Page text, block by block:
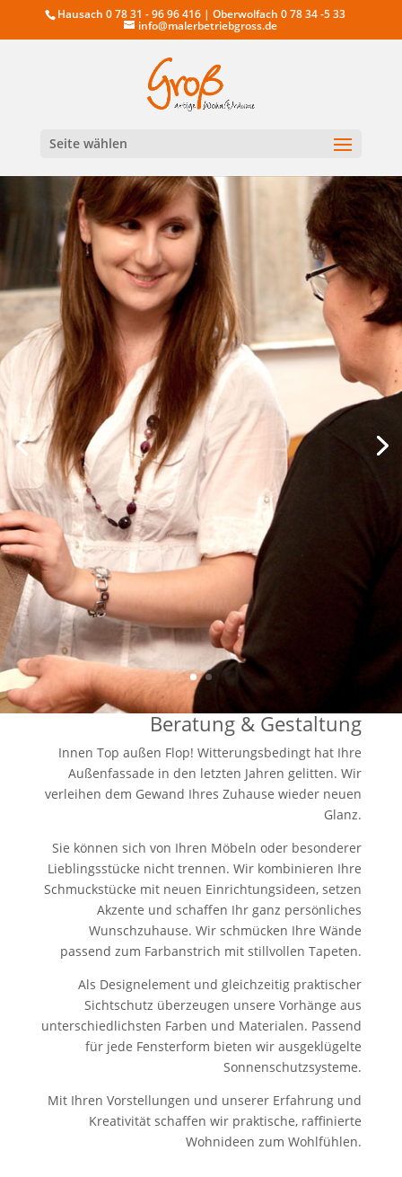
Hausach 0 78 31 - 96 96 416 | Oberwolfach 0 78 34 -5 33
info@malerbetriebgross.de
Seite wählen
Beratung & Gestaltung
Innen Top außen Flop! Witterungsbedingt hat Ihre
Außenfassade in den letzten Jahren gelitten. Wir
verleihen dem Gewand Ihres Zuhause wieder neuen
Glanz.
Sie können sich von Ihren Möbeln oder besonderer
Lieblingsstücke nicht trennen. Wir kombinieren Ihre
Schmuckstücke mit neuen Einrichtungsideen, setzen
Akzente und schaffen Ihr ganz persönliches
Wunschzuhause. Wir schmücken Ihre Wände
passend zum Farbanstrich mit stillvollen Tapeten.
Als Designelement und gleichzeitig praktischer
Sichtschutz überzeugen unsere Vorhänge aus
unterschiedlichsten Farben und Materialen. Passend
für jede Fensterform bieten wir ausgeklügelte
Sonnenschutzsysteme.
Mit Ihren Vorstellungen und unserer Erfahrung und
Kreativität schaffen wir praktische, raffinierte
Wohnideen zum Wohlfühlen.